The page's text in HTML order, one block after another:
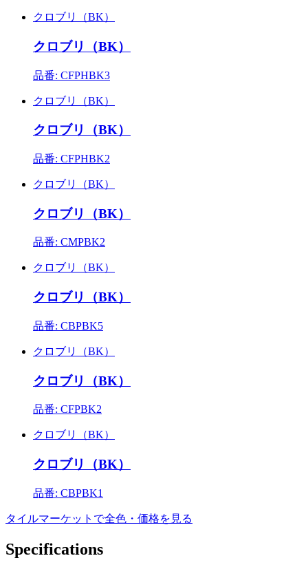
クロブリ（BK）
クロブリ（BK）
品番: CFPHBK3
クロブリ（BK）
クロブリ（BK）
品番: CFPHBK2
クロブリ（BK）
クロブリ（BK）
品番: CMPBK2
クロブリ（BK）
クロブリ（BK）
品番: CBPBK5
クロブリ（BK）
クロブリ（BK）
品番: CFPBK2
クロブリ（BK）
クロブリ（BK）
品番: CBPBK1
タイルマーケットで全色・価格を見る
Specifications